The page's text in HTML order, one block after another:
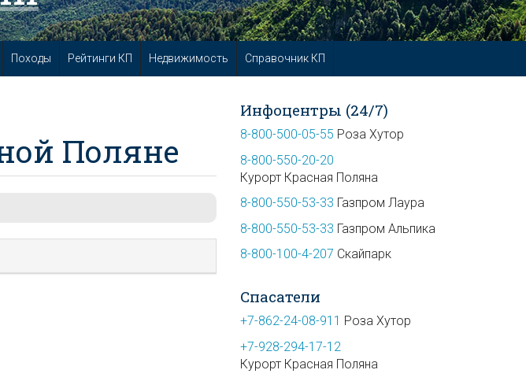
Походы Рейтинги КП Недвижимость Справочник КП
Поляне
Инфоцентры (24/7)
8-800-500-05-55 Роза Хутор
8-800-550-20-20
Курорт Красная Поляна
8-800-550-53-33 Газпром Лаура
8-800-550-53-33 Газпром Альпика
8-800-100-4-207 Скайпарк
Спасатели
+7-862-24-08-911 Роза Хутор
+7-928-294-17-12
Курорт Красная Поляна